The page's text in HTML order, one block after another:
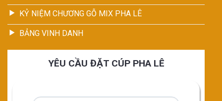
KỶ NIỆM CHƯƠNG GỖ MIX PHA LÊ
BẢNG VINH DANH
YÊU CẦU ĐẶT CÚP PHA LÊ